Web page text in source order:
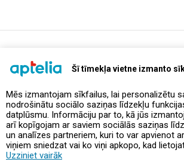
Šī tīmekļa vietne izmanto
Mēs izmantojam sīkfailus, lai personalizētu
nodrošinātu sociālo saziņas līdzekļu
datplūsmu. Informāciju par to, kā jūs
arī kopīgojam ar saviem sociālās saziņas
un analīzes partneriem, kuri to var apvienot
viņiem sniedzat vai ko viņi apkopo, kad
Uzziniet vairāk
Предложения и акции
Контакты